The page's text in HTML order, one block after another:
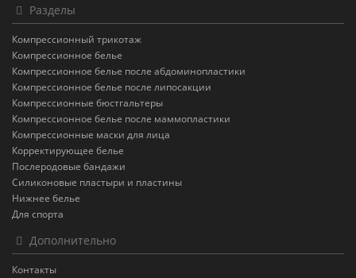
Разделы
Компрессионный трикотаж
Компрессионное белье
Компрессионное белье после абдоминопластики
Компрессионное белье после липосакции
Компрессионные бюстгальтеры
Компрессионное белье после маммопластики
Компрессионные маски для лица
Корректирующее белье
Послеродовые бандажи
Силиконовые пластыри и пластины
Нижнее белье
Для спорта
Дополнительно
Контакты